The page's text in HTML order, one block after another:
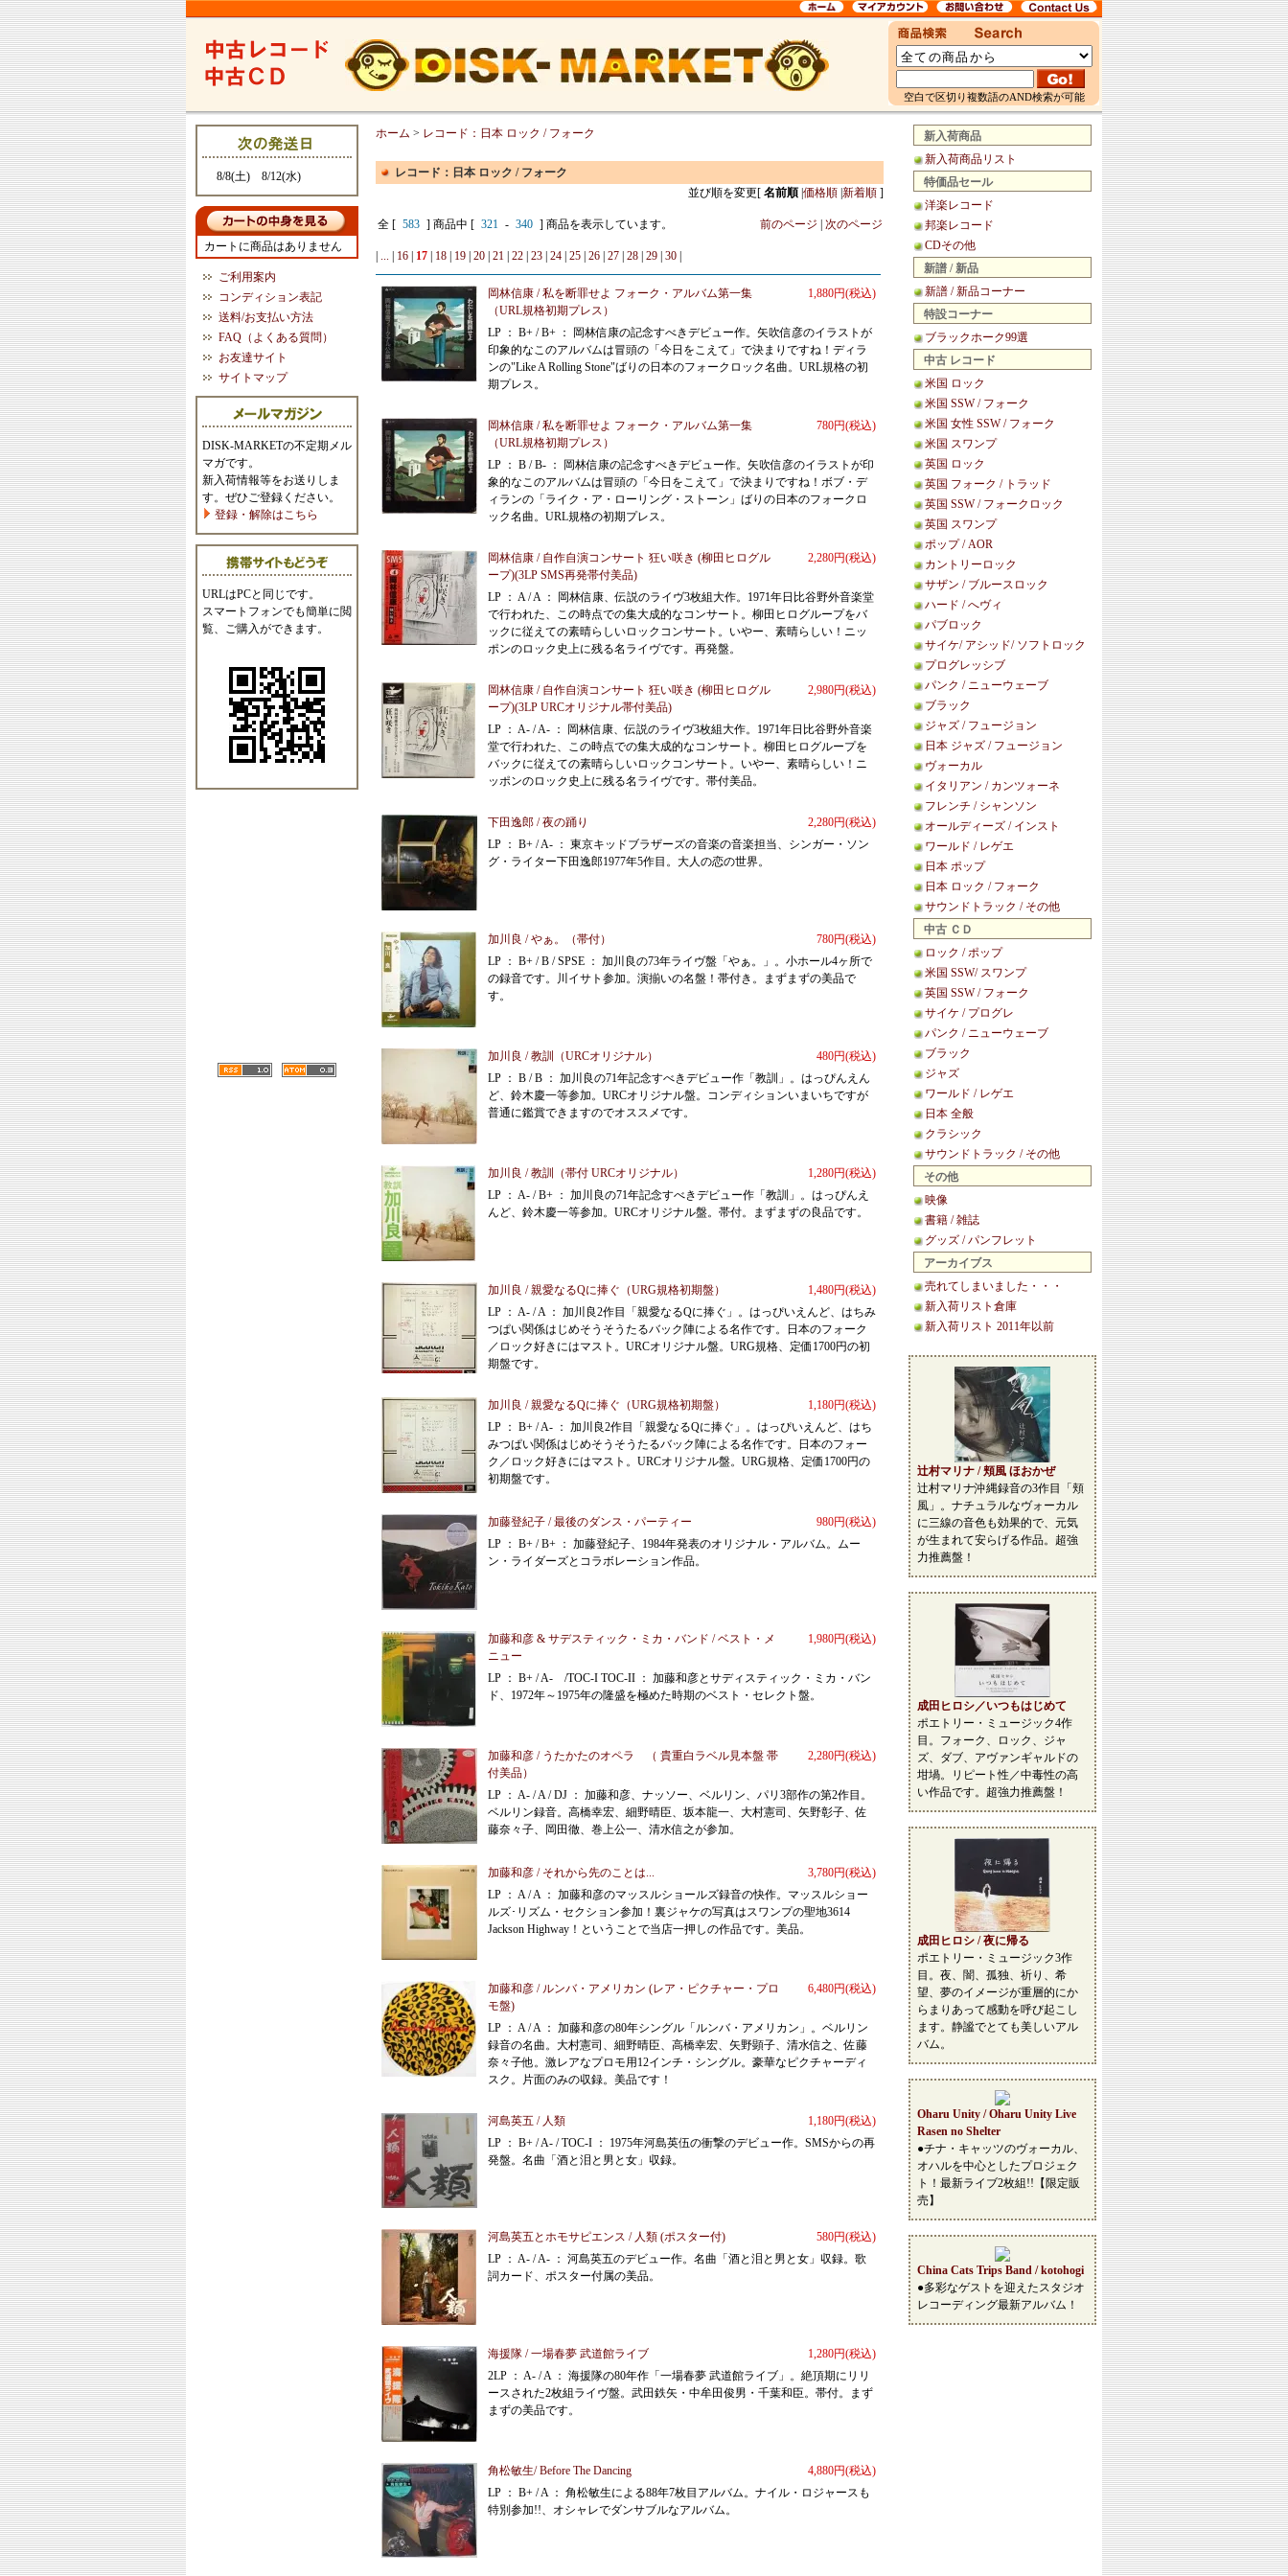
空白で区切り複数語のAND検索が可能
8/8(土) 8/12(水)
カートに商品はありません
ご利用案内
コンディション表記
送料/お支払い方法
FAQ（よくある質問）
お友達サイト
サイトマップ
DISK-MARKETの不定期メル
マガです。
新入荷情報等をお送りしま
す。ぜひご登録ください。
登録・解除はこちら
URLはPCと同じです。
スマートフォンでも簡単に閲
覧、ご購入ができます。
新入荷商品
新入荷商品リスト
特価品セール
洋楽レコード
邦楽レコード
CDその他
新譜 / 新品
新譜 / 新品コーナー
特設コーナー
ブラックホーク99選
中古 レコード
米国 ロック
米国 SSW / フォーク
米国 女性 SSW / フォーク
米国 スワンプ
英国 ロック
英国 フォーク / トラッド
英国 SSW / フォークロック
英国 スワンプ
ポップ / AOR
カントリーロック
サザン / ブルースロック
ハード / へヴィ
パブロック
サイケ/ アシッド/ ソフトロック
プログレッシブ
パンク / ニューウェーブ
ブラック
ジャズ / フュージョン
日本 ジャズ / フュージョン
ヴォーカル
イタリアン / カンツォーネ
フレンチ / シャンソン
オールディーズ / インスト
ワールド / レゲエ
日本 ポップ
日本 ロック / フォーク
サウンドトラック / その他
中古 ＣＤ
ロック / ポップ
米国 SSW/ スワンプ
英国 SSW / フォーク
サイケ / プログレ
パンク / ニューウェーブ
ブラック
ジャズ
ワールド / レゲエ
日本 全般
クラシック
サウンドトラック / その他
その他
映像
書籍 / 雑誌
グッズ / パンフレット
アーカイブス
売れてしまいました・・・
新入荷リスト倉庫
新入荷リスト 2011年以前
辻村マリナ / 頬風 ほおかぜ
辻村マリナ沖縄録音の3作目「頬
風」。ナチュラルなヴォーカル
に三線の音色も効果的で、元気
が生まれて安らげる作品。超強
力推薦盤！
成田ヒロシ／いつもはじめて
ポエトリー・ミュージック4作
目。フォーク、ロック、ジャ
ズ、ダブ、アヴァンギャルドの
坩堝。リピート性／中毒性の高
い作品です。超強力推薦盤！
成田ヒロシ / 夜に帰る
ポエトリー・ミュージック3作
目。夜、闇、孤独、祈り、希
望、夢のイメージが重層的にか
らまりあって感動を呼び起こし
ます。静謐でとても美しいアル
バム。
Oharu Unity / Oharu Unity Live
Rasen no Shelter
●チナ・キャッツのヴォーカル、
オハルを中心としたプロジェク
ト！最新ライブ2枚組!!【限定販
売】
China Cats Trips Band / kotohogi
●多彩なゲストを迎えたスタジオ
レコーディング最新アルバム！
ホーム > レコード：日本 ロック / フォーク
レコード：日本 ロック / フォーク
並び順を変更[ 名前順 価格順 新着順 ]
全 [ 583 ] 商品中 [ 321 - 340 ] 商品を表示しています。 前のページ 次のページ
... 16 17 18 19 20 21 22 23 24 25 26 27 28 29 30
1,880円(税込)
岡林信康 / 私を断罪せよ フォーク・アルバム第一集
（URL規格初期プレス）
LP ： B+ / B+ ： 岡林信康の記念すべきデビュー作。矢吹信彦のイラストが
印象的なこのアルバムは冒頭の「今日をこえて」で決まりですね！ディラ
ンの"Like A Rolling Stone"ばりの日本のフォークロック名曲。URL規格の初
期プレス。
780円(税込)
岡林信康 / 私を断罪せよ フォーク・アルバム第一集
（URL規格初期プレス）
LP ： B / B- ： 岡林信康の記念すべきデビュー作。矢吹信彦のイラストが印
象的なこのアルバムは冒頭の「今日をこえて」で決まりですね！ボブ・デ
ィランの「ライク・ア・ローリング・ストーン」ばりの日本のフォークロ
ック名曲。URL規格の初期プレス。
2,280円(税込)
岡林信康 / 自作自演コンサート 狂い咲き (柳田ヒログル
ープ)(3LP SMS再発帯付美品)
LP ： A / A ： 岡林信康、伝説のライヴ3枚組大作。1971年日比谷野外音楽堂
で行われた、この時点での集大成的なコンサート。柳田ヒログループをバ
ックに従えての素晴らしいロックコンサート。いやー、素晴らしい！ニッ
ポンのロック史上に残る名ライヴです。再発盤。
2,980円(税込)
岡林信康 / 自作自演コンサート 狂い咲き (柳田ヒログル
ープ)(3LP URCオリジナル帯付美品)
LP ： A- / A- ： 岡林信康、伝説のライヴ3枚組大作。1971年日比谷野外音楽
堂で行われた、この時点での集大成的なコンサート。柳田ヒログループを
バックに従えての素晴らしいロックコンサート。いやー、素晴らしい！ニ
ッポンのロック史上に残る名ライヴです。帯付美品。
2,280円(税込)
下田逸郎 / 夜の踊り
LP ： B+ / A- ： 東京キッドブラザーズの音楽の音楽担当、シンガー・ソン
グ・ライター下田逸郎1977年5作目。大人の恋の世界。
780円(税込)
加川良 / やぁ。（帯付）
LP ： B+ / B / SPSE ： 加川良の73年ライヴ盤「やぁ。」。小ホール4ヶ所で
の録音です。川イサト参加。演揃いの名盤！帯付き。まずまずの美品で
す。
480円(税込)
加川良 / 教訓（URCオリジナル）
LP ： B / B ： 加川良の71年記念すべきデビュー作「教訓」。はっぴんえん
ど、鈴木慶一等参加。URCオリジナル盤。コンディションいまいちですが
普通に鑑賞できますのでオススメです。
1,280円(税込)
加川良 / 教訓（帯付 URCオリジナル）
LP ： A- / B+ ： 加川良の71年記念すべきデビュー作「教訓」。はっぴんえ
んど、鈴木慶一等参加。URCオリジナル盤。帯付。まずまずの良品です。
1,480円(税込)
加川良 / 親愛なるQに捧ぐ（URG規格初期盤）
LP ： A- / A ： 加川良2作目「親愛なるQに捧ぐ」。はっぴいえんど、はちみ
つぱい関係はじめそうそうたるバック陣による名作です。日本のフォーク
／ロック好きにはマスト。URCオリジナル盤。URG規格、定価1700円の初
期盤です。
1,180円(税込)
加川良 / 親愛なるQに捧ぐ（URG規格初期盤）
LP ： B+ / A- ： 加川良2作目「親愛なるQに捧ぐ」。はっぴいえんど、はち
みつぱい関係はじめそうそうたるバック陣による名作です。日本のフォー
ク／ロック好きにはマスト。URCオリジナル盤。URG規格、定価1700円の
初期盤です。
980円(税込)
加藤登紀子 / 最後のダンス・パーティー
LP ： B+ / B+ ： 加藤登紀子、1984年発表のオリジナル・アルバム。ムー
ン・ライダーズとコラボレーション作品。
1,980円(税込)
加藤和彦 & サデスティック・ミカ・バンド / ベスト・メ
ニュー
LP ： B+ / A- /TOC-I TOC-II ： 加藤和彦とサディスティック・ミカ・バン
ド、1972年～1975年の隆盛を極めた時期のベスト・セレクト盤。
2,280円(税込)
加藤和彦 / うたかたのオペラ （ 貴重白ラベル見本盤 帯
付美品）
LP ： A- / A / DJ ： 加藤和彦、ナッソー、ベルリン、パリ3部作の第2作目。
ベルリン録音。高橋幸宏、細野晴臣、坂本龍一、大村憲司、矢野彰子、佐
藤奈々子、岡田徹、巻上公一、清水信之が参加。
3,780円(税込)
加藤和彦 / それから先のことは...
LP ： A / A ： 加藤和彦のマッスルショールズ録音の快作。マッスルショー
ルズ･リズム・セクション参加！裏ジャケの写真はスワンプの聖地3614
Jackson Highway！ということで当店一押しの作品です。美品。
6,480円(税込)
加藤和彦 / ルンバ・アメリカン (レア・ピクチャー・プロ
モ盤)
LP ： A / A ： 加藤和彦の80年シングル「ルンバ・アメリカン」。ベルリン
録音の名曲。大村憲司、細野晴臣、高橋幸宏、矢野顕子、清水信之、佐藤
奈々子他。激レアなプロモ用12インチ・シングル。豪華なピクチャーディ
スク。片面のみの収録。美品です！
1,180円(税込)
河島英五 / 人類
LP ： B+ / A- / TOC-I ： 1975年河島英伍の衝撃のデビュー作。SMSからの再
発盤。名曲「酒と泪と男と女」収録。
580円(税込)
河島英五とホモサピエンス / 人類 (ポスター付)
LP ： A- / A- ： 河島英五のデビュー作。名曲「酒と泪と男と女」収録。歌
詞カード、ポスター付属の美品。
1,280円(税込)
海援隊 / 一場春夢 武道館ライブ
2LP ： A- / A ： 海援隊の80年作「一場春夢 武道館ライブ」。絶頂期にリリ
ースされた2枚組ライヴ盤。武田鉄矢・中牟田俊男・千葉和臣。帯付。まず
まずの美品です。
4,880円(税込)
角松敏生/ Before The Dancing
LP ： B+ / A ： 角松敏生による88年7枚目アルバム。ナイル・ロジャースも
特別参加!!、オシャレでダンサブルなアルバム。